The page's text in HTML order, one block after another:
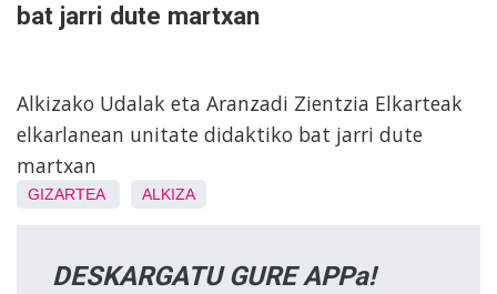
bat jarri dute martxan
Alkizako Udalak eta Aranzadi Zientzia Elkarteak
elkarlanean unitate didaktiko bat jarri dute
martxan
GIZARTEA ALKIZA
DESKARGATU GURE APPa!